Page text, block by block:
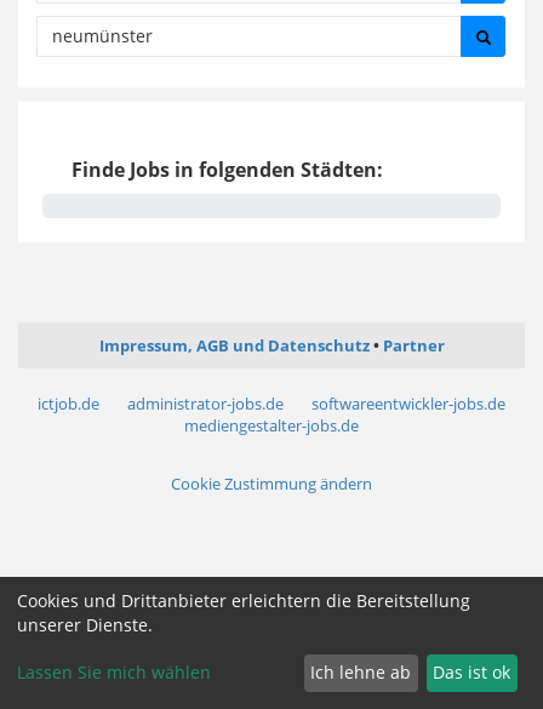
Finde Jobs in folgenden Städten:
Impressum, AGB und Datenschutz Partner
ictjob.de administrator-jobs.de
softwareentwickler-jobs.de
mediengestalter-jobs.de
Cookie Zustimmung ändern
Cookies und Drittanbieter erleichtern die Bereitstellung
unserer Dienste.
Lassen Sie mich wählen Ich lehne ab Das ist ok